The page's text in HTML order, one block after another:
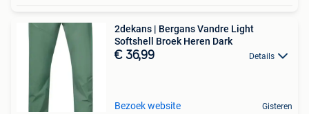
2dekans | Bergans Vandre Light
Softshell Broek Heren Dark
€ 36,99 Details
Bezoek website Gisteren